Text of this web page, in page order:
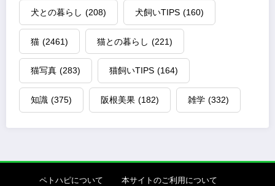
犬との暮らし (208) 犬飼いTIPS (160)
猫 (2461) 猫との暮らし (221)
猫写真 (283) 猫飼いTIPS (164)
知識 (375) 阪根美果 (182) 雑学 (332)
ペトハピについて 本サイトのご利用について